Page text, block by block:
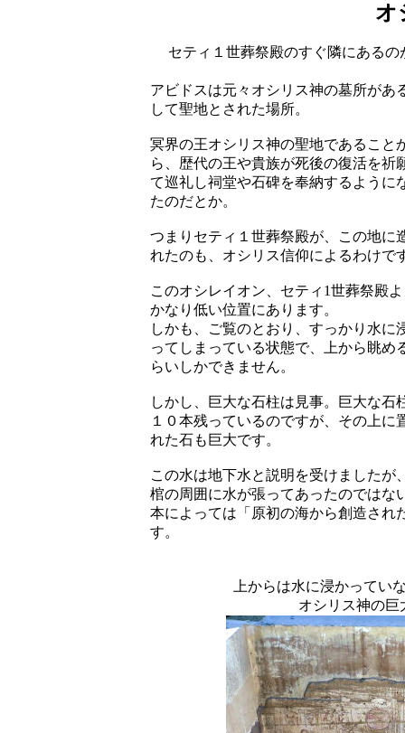
オ
セティ１世葬祭殿のすぐ隣にある
アビドスは元々オシリス神の墓所があ
して聖地とされた場所。
冥界の王オシリス神の聖地であること
ら、歴代の王や貴族が死後の復活を祈
て巡礼し祠堂や石碑を奉納するように
たのだとか。
つまりセティ１世葬祭殿が、この地に
れたのも、オシリス信仰によるわけで
このオシレイオン、セティ1世葬祭殿
かなり低い位置にあります。
しかも、ご覧のとおり、すっかり水に
ってしまっている状態で、上から眺め
らいしかできません。
しかし、巨大な石柱は見事。巨大な石
１０本残っているのですが、その上に
れた石も巨大です。
この水は地下水と説明を受けました
棺の周囲に水が張ってあったのではな
本によっては「原初の海から創造され
す。
上からは水に浸かってい
オシリス神の巨